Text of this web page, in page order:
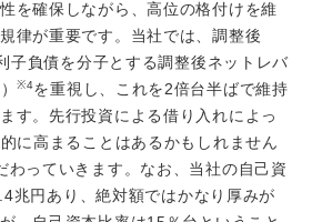
を確保しながら、高位の格付けを維
律が重要です。当社では、調整後
子負債を分子とする調整後ネットレバ
※4を重視し、これを2倍台半ばで維持
す。先行投資による借り入れによっ
に高まることはあるかもしれません
わっていきます。なお、当社の自己資
兆円あり、絶対額ではかなり厚みが